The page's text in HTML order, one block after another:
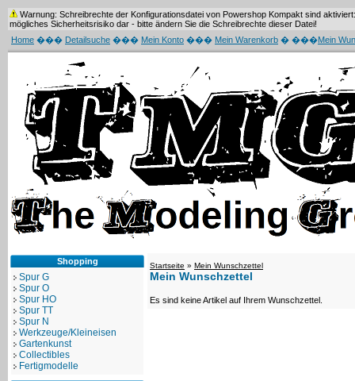
Warnung: Schreibrechte der Konfigurationsdatei von Powershop Kompakt sind
mögliches Sicherheitsrisiko dar - bitte ändern Sie die Schreibrechte dieser Datei!
Home ��� Detailsuche ��� Mein Konto ��� Mein Warenkorb � ���Mein
Shopping
Spur G
Spur O
Spur HO
Spur TT
Spur N
Werkzeuge/Kleineisen
Gartenkunst
Collectibles
Fertigmodelle
Startseite » Mein Wunschzettel
Mein Wunschzettel
Es sind keine Artikel auf Ihrem Wunschzettel.